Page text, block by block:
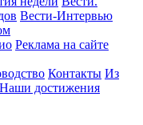
Вести-Интервью
Реклама на сайте
Контакты Из
Наши достижения